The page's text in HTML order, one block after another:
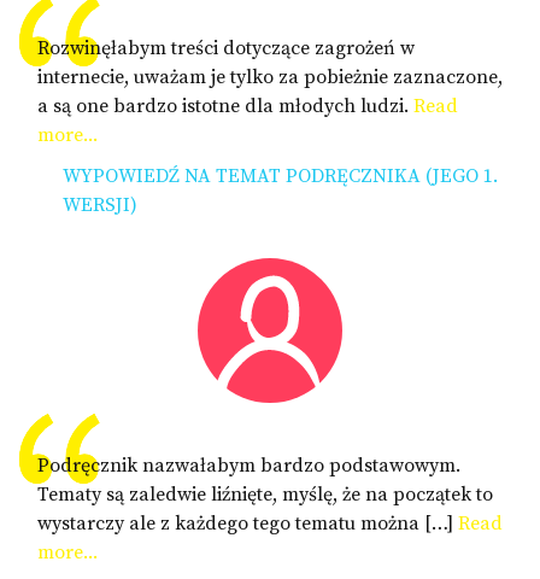
Rozwinęłabym treści dotyczące zagrożeń w
internecie, uważam je tylko za pobieżnie zaznaczone,
a są one bardzo istotne dla młodych ludzi. Read
more...
WYPOWIEDŹ NA TEMAT PODRĘCZNIKA (JEGO 1.
WERSJI)
Podręcznik nazwałabym bardzo podstawowym.
Tematy są zaledwie liźnięte, myślę, że na początek to
wystarczy ale z każdego tego tematu można […] Read
more...